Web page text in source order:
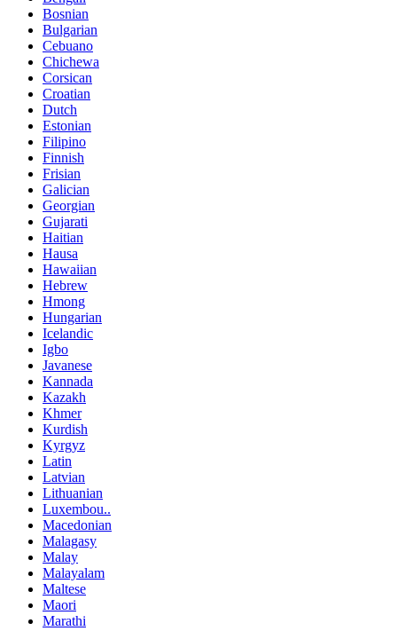
Bosnian
Bulgarian
Cebuano
Chichewa
Corsican
Croatian
Dutch
Estonian
Filipino
Finnish
Frisian
Galician
Georgian
Gujarati
Haitian
Hausa
Hawaiian
Hebrew
Hmong
Hungarian
Icelandic
Igbo
Javanese
Kannada
Kazakh
Khmer
Kurdish
Kyrgyz
Latin
Latvian
Lithuanian
Luxembou..
Macedonian
Malagasy
Malay
Malayalam
Maltese
Maori
Marathi